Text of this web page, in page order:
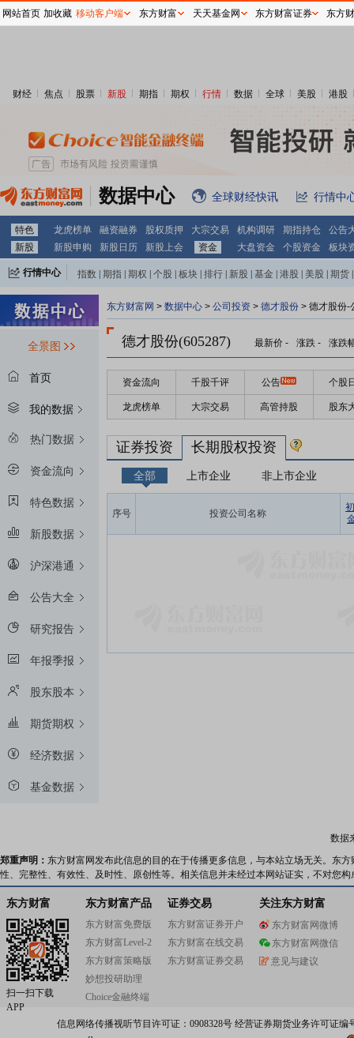
财经 焦点 股票 新股 期指 期权 行情 数据 全球 美股 港股
数据中心 全球财经快讯 行情中
特色 龙虎榜单 融资融券 股权质押 大宗交易 机构调研 期指持仓
公告
新股
新股申购 新股日历 新股上会 资金 大盘资金 个股资金 板块
行情中心 指数 期指 期权 个股 板块 排行 新股 基金 港股 美股 期货
全景图
首页
我的数据
热门数据
资金流向
特色数据
新股数据
沪深港通
公告大全
研究报告
年报季报
股东股本
期货期权
经济数据
基金数据
东方财富网 > 数据中心 > 公司投资 > 德才股份 > 德才股份-
德才股份(605287) 最新价 - 涨跌 - 涨跌
资金流向 千股千评 公告 个股
龙虎榜单 大宗交易 高管持股 股东
证券投资 长期股权投资
全部 上市企业 非上市企业
序号 投资公司名称
数据
郑重声明： 东方财富网发布此信息的目的在于传播更多信息，与本站立场无关。东
性、完整性、有效性、及时性、原创性等。相关信息并未经过本网站证实，不对您
东方财富
扫一扫下载
APP
东方财富产品
东方财富免费版
东方财富Level-2
东方财富策略版
妙想投研助理
Choice金融终端
证券交易
东方财富证券开户
东方财富在线交易
东方财富证券交易
关注东方财富
东方财富网微博
东方财富网微信
意见与建议
信息网络传播视听节目许可证：0908328号 经营证券期货业务许可证编
网站首页 加收藏 移动客户端 东方财富 天天基金网 东方财富证券 东方